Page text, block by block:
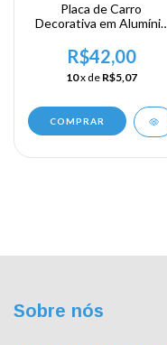
Placa de Carro
Decorativa em Alumínio
Viagem de Curação
R$42,00
10x de R$5,07
COMPRAR
Sobre nós